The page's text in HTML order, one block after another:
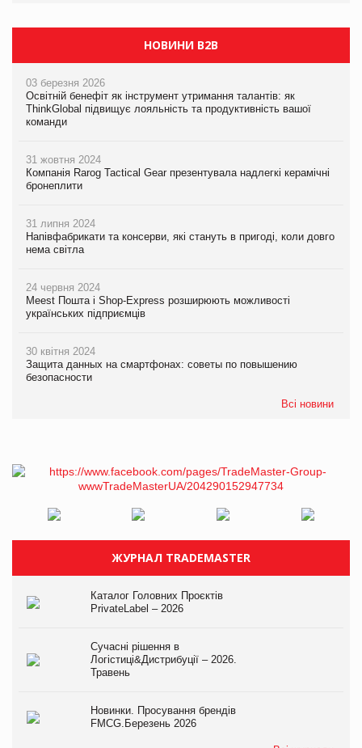
НОВИНИ B2B
03 березня 2026
Освітній бенефіт як інструмент утримання талантів: як
ThinkGlobal підвищує лояльність та продуктивність вашої
команди
31 жовтня 2024
Компанія Rarog Tactical Gear презентувала надлегкі керамічні
бронеплити
31 липня 2024
Напівфабрикати та консерви, які стануть в пригоді, коли довго
нема світла
24 червня 2024
Meest Пошта і Shop-Express розширюють можливості
українських підприємців
30 квітня 2024
Защита данных на смартфонах: советы по повышению
безопасности
Всі новини
ЖУРНАЛ TRADEMASTER
Каталог Головних Проєктів
PrivateLabel – 2026
Сучасні рішення в
Логістиці&Дистрибуції – 2026.
Травень
Новинки. Просування брендів
FMCG.Березень 2026